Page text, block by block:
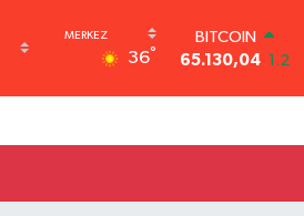
36°
BITCOIN
65.130,04 1.2
64,4046 0.35